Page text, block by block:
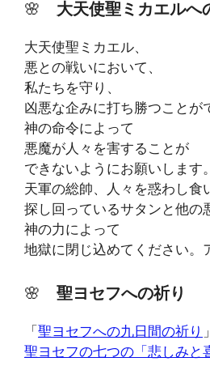
🌸 大天使聖ミカエルへ
大天使聖ミカエル、
悪との戦いにおいて、
私たちを守り、
凶悪な企みに打ち勝つことが
神の命令によって
悪魔が人々を害することが
できないようにお願いします。
天軍の総帥、人々を惑わし食
探し回っているサタンと他の
神の力によって
地獄に閉じ込めてください。
🌸 聖ヨセフへの祈り
「聖ヨセフへの九日間の祈り 」
聖ヨセフの七つの「悲しみと